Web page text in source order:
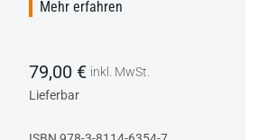
Mehr erfahren
79,00 € inkl. MwSt.
Lieferbar